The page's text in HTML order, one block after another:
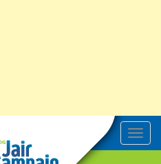
T
o